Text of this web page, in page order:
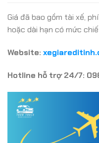
Giá đã bao gồm tài xế,
hoặc dài hạn có mức
Website:
Hotline hỗ trợ 24/7: